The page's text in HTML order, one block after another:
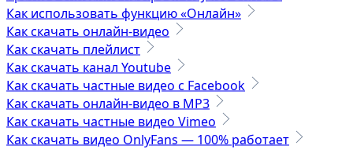
Как использовать функцию «Онлайн»
Как скачать онлайн-видео
Как скачать плейлист
Как скачать канал Youtube
Как скачать частные видео с Facebook
Как скачать онлайн-видео в MP3
Как скачать частные видео Vimeo
Как скачать видео OnlyFans — 100% работает